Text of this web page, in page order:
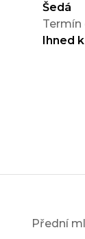
Šedá
Ihned
Přední